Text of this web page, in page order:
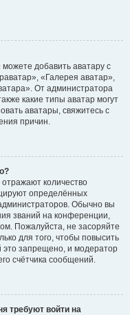
добавить аватару с
«Галерея аватар»,
От администратора
какие типы аватар могут
аватары, свяжитесь с
причин.
количество
определённых
Обычно вы
званий на конференции,
Пожалуйста, не засоряйте
для того, чтобы повысить
запрещено, и модератор
счётчика сообщений.
требуют войти на